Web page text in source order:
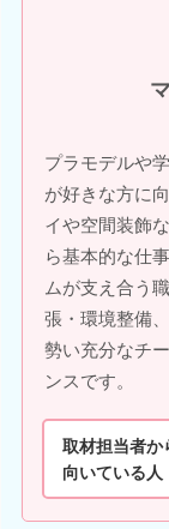
プラモデルや
が好きな方に
イや空間装飾
ら基本的な仕
ムが支え合う
張・環境整備
勢い充分なチ
ンスです。
取材担当者か
向いている人